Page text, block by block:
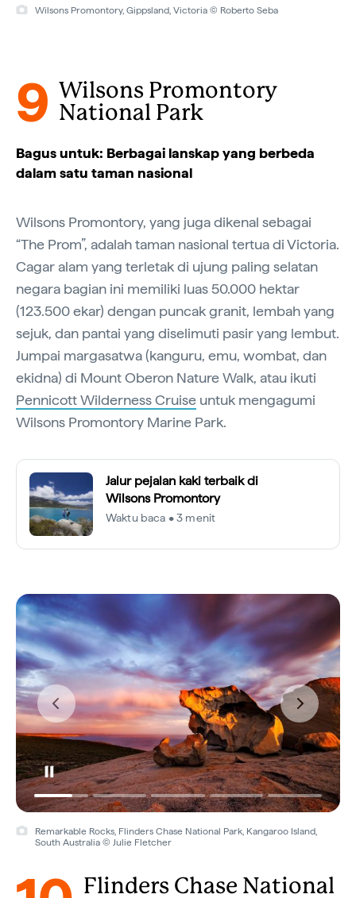
Wilsons Promontory, Gippsland, Victoria © Roberto Seba
9
Wilsons Promontory
National Park
Bagus untuk: Berbagai lanskap yang berbeda
dalam satu taman nasional
Wilsons Promontory, yang juga dikenal sebagai
“The Prom”, adalah taman nasional tertua di Victoria.
Cagar alam yang terletak di ujung paling selatan
negara bagian ini memiliki luas 50.000 hektar
(123.500 ekar) dengan puncak granit, lembah yang
sejuk, dan pantai yang diselimuti pasir yang lembut.
Jumpai margasatwa (kanguru, emu, wombat, dan
ekidna) di Mount Oberon Nature Walk, atau ikuti
Pennicott Wilderness Cruise untuk mengagumi
Wilsons Promontory Marine Park.
Jalur pejalan kaki terbaik di
Wilsons Promontory
Waktu baca • 3 menit
Remarkable Rocks, Flinders Chase National Park, Kangaroo Island,
South Australia © Julie Fletcher
Flinders Chase National